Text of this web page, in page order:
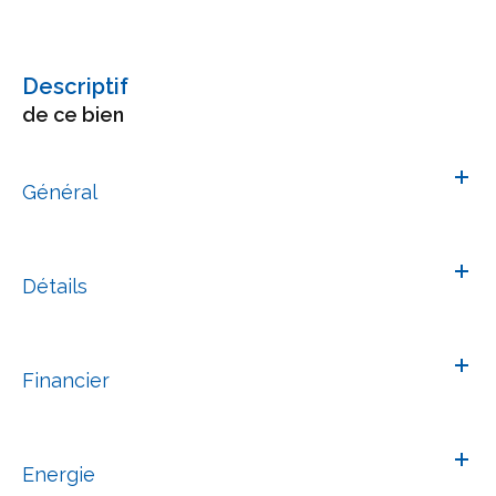
descriptif
de ce bien
Général
Détails
Financier
Energie